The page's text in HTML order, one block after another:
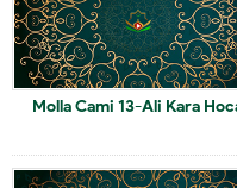
Molla Cami 13-Ali Kara